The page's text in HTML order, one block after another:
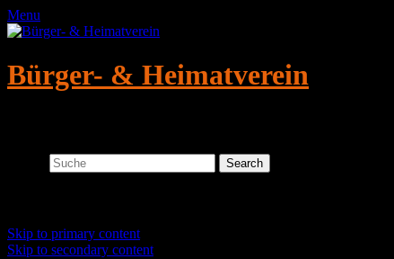
Menu
Bürger- & Heimatverein
Skip to primary content
Skip to secondary content